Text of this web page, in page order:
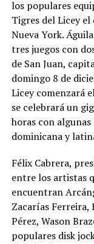
los populares
Tigres del Licey el
Nueva York.
tres juegos con
de San Juan,
domingo 8 de
Licey comenzará
se celebrará un
horas con
dominicana y
Félix Cabrera,
entre los artistas
encuentran
Zacarías Ferreira,
Pérez, Wason
populares disk